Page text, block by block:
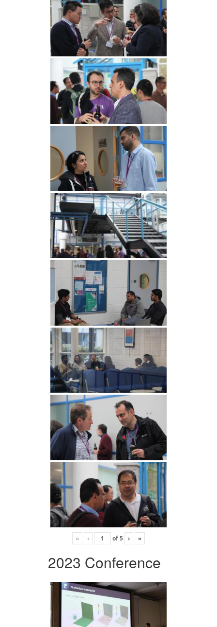
« ‹ of5 › »
2023 Conference